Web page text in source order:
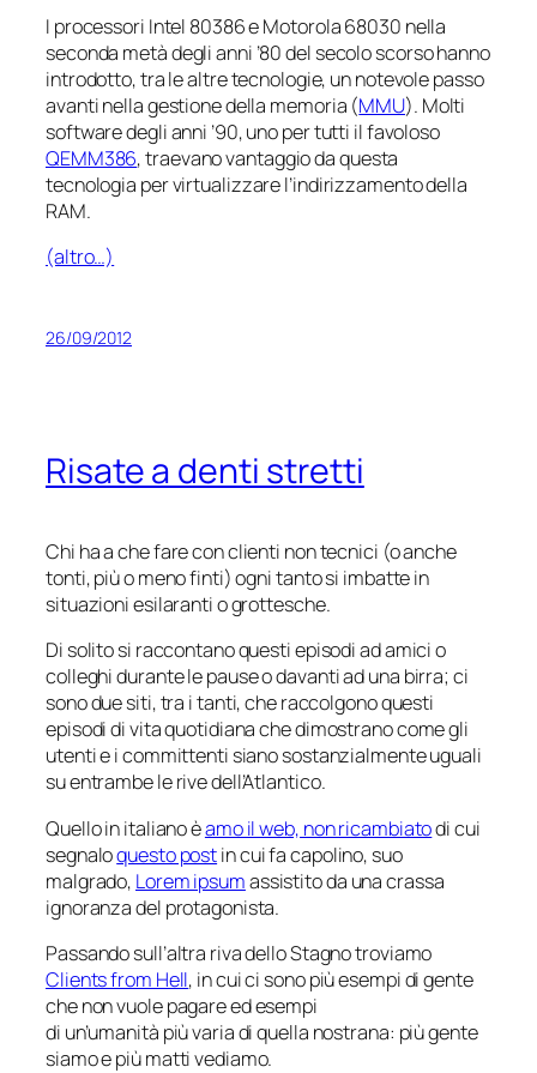
I processori Intel 80386 e Motorola 68030 nella
seconda metà degli anni ’80 del secolo scorso hanno
introdotto, tra le altre tecnologie, un notevole passo
avanti nella gestione della memoria (MMU). Molti
software degli anni ’90, uno per tutti il favoloso
QEMM386, traevano vantaggio da questa
tecnologia pervirtualizzarel’indirizzamento della
RAM.
(altro…)
26/09/2012
Risate a denti stretti
Chi ha a che fare con clienti non tecnici (o anche
tonti, più o meno finti) ogni tanto si imbatte in
situazioni esilaranti o grottesche.
Di solito si raccontano questi episodi ad amici o
colleghi durante le pause o davanti ad una birra; ci
sono due siti, tra i tanti, che raccolgono questi
episodi di vita quotidiana che dimostrano come gli
utenti e i committenti siano sostanzialmente uguali
su entrambe le rive dell’Atlantico.
Quello in italiano èamo il web, non ricambiatodi cui
segnaloquesto postin cui fa capolino, suo
malgrado, Lorem ipsumassistito da una crassa
ignoranza del protagonista.
Passando sull’altra riva dello Stagno troviamo
Clients from Hell, in cui ci sono più esempi di gente
che non vuole pagare ed esempi
di un’umanità più varia di quella nostrana: più gente
siamo e più matti vediamo.